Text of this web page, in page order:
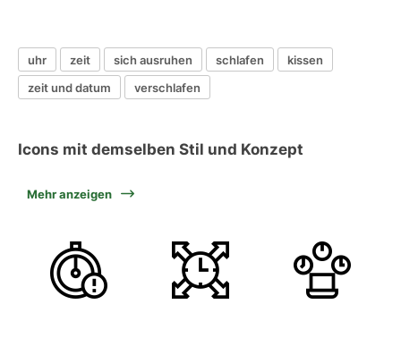
uhr zeit sich ausruhen schlafen
kissen
zeit und datum
verschlafen
Icons mit demselben Stil und Konzept
Mehr anzeigen